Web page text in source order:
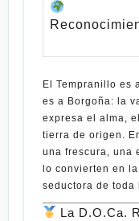
El Tempranillo es
es a Borgoña: la
expresa el alma,
tierra de origen.
una frescura, una
lo convierten en
seductora de toda
La D.O.Ca.